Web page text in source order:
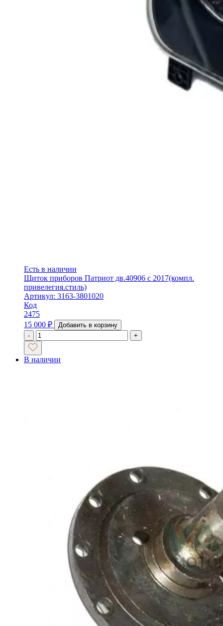
Есть в наличии
Щиток приборов Патриот дв.40906 с 2017(компл.
привелегия.стиль)
Артикул: 3163-3801020
Код
2475
15 000 ₽
Добавить в корзину
-
+
В наличии